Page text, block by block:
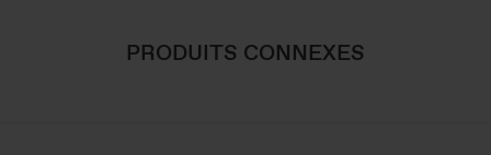
PRODUITS CONNEXES